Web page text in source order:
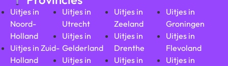
Uitjes in
Noord-
Holland
Uitjes in Zuid-
Holland
Uitjes in
Utrecht
Uitjes in
Gelderland
Uitjes in
Uitjes in
Zeeland
Uitjes in
Drenthe
Uitjes in
Uitjes in
Groningen
Uitjes in
Flevoland
Uitjes in